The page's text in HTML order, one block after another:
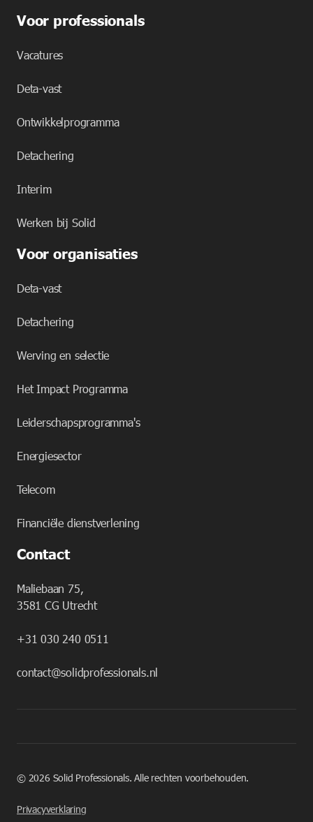
Voor professionals
Vacatures
Deta-vast
Ontwikkelprogramma
Detachering
Interim
Werken bij Solid
Voor organisaties
Deta-vast
Detachering
Werving en selectie
Het Impact Programma
Leiderschapsprogramma's
Energiesector
Telecom
Financiële dienstverlening
Contact
Maliebaan 75,
3581 CG Utrecht
+31 030 240 0511
contact@solidprofessionals.nl
© 2026 Solid Professionals. Alle rechten voorbehouden.
Privacyverklaring